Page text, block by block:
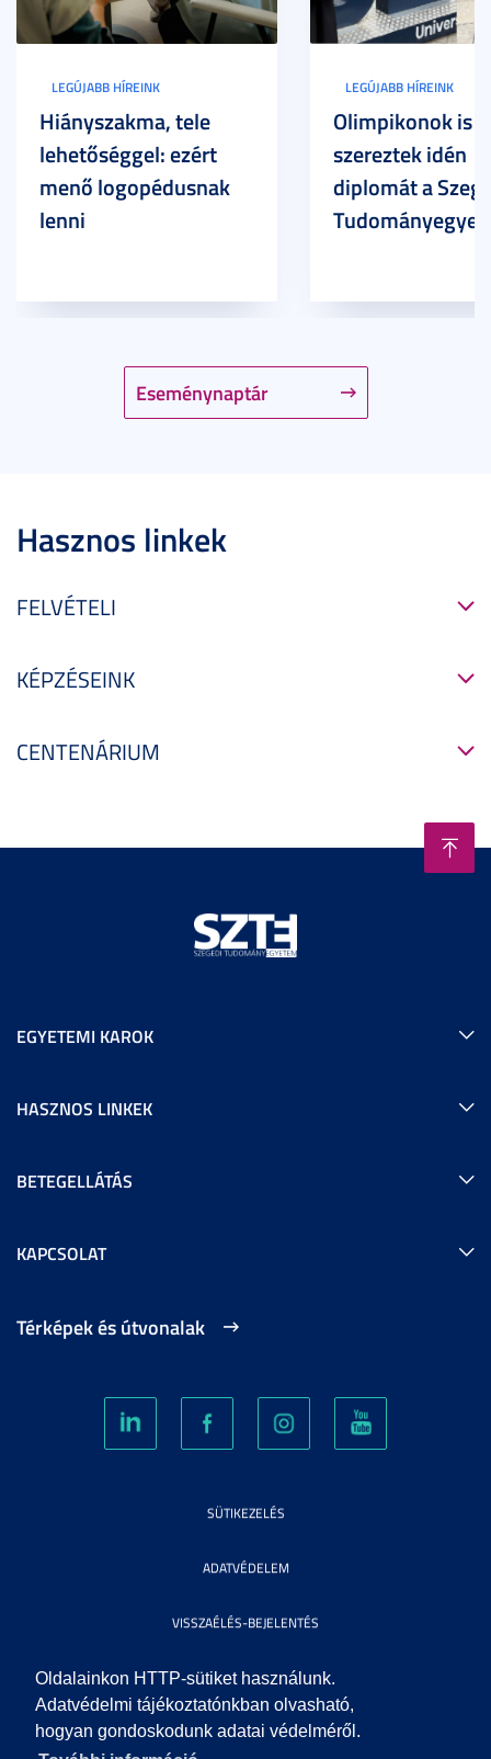
Oldalainkon HTTP-sütiket használunk.
Adatvédelmi tájékoztatónkban olvasható,
hogyan gondoskodunk adatai védelméről.
Eseménynaptár
LEGÚJABB HÍREINK
Hiányszakma, tele
lehetőséggel: ezért
menő logopédusnak
lenni
LEGÚJABB HÍREINK
Olimpikonok is
szereztek idén
diplomát a
Hasznos linkek
FELVÉTELI
KÉPZÉSEINK
CENTENÁRIUM
EGYETEMI KAROK
HASZNOS LINKEK
BETEGELLÁTÁS
KAPCSOLAT
Térképek és útvonalak
SÜTIKEZELÉS
ADATVÉDELEM
VISSZAÉLÉS-BEJELENTÉS
KÖZÉRDEKŰ ADATOK
IMPRESSZUM